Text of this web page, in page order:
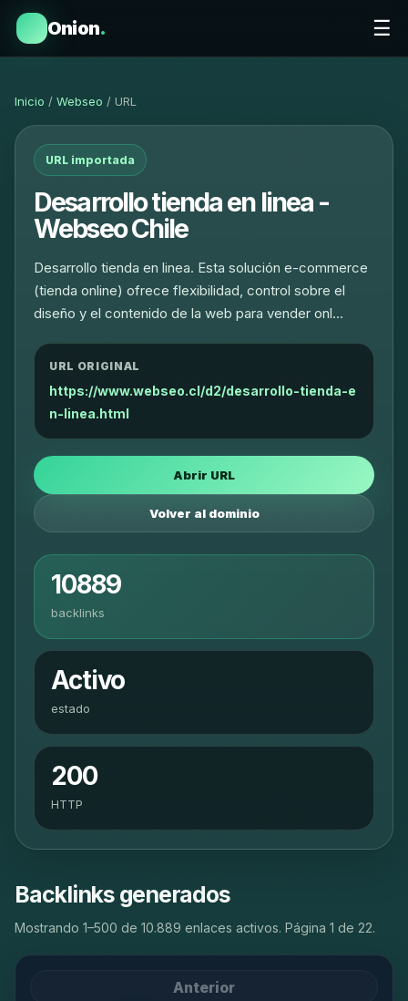
Onion. ☰
Inicio / Webseo / URL
URL importada
Desarrollo tienda en linea -
Webseo Chile
Desarrollo tienda en linea. Esta solución e-commerce
(tienda online) ofrece flexibilidad, control sobre el
diseño y el contenido de la web para vender onl…
URL ORIGINAL
https://www.webseo.cl/d2/desarrollo-tienda-e
n-linea.html
Abrir URL
Volver al dominio
10889
backlinks
Activo
estado
200
HTTP
Backlinks generados
Mostrando 1–500 de 10.889 enlaces activos. Página 1 de 22.
Anterior